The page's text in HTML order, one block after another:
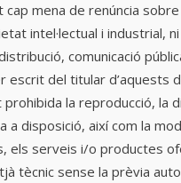
mena de renúncia
intel·lectual i industrial,
comunicació
escrit del titular d’aquests
la reproducció, la
a disposició, així com la
els serveis i/o productes
tècnic sense la prèvia